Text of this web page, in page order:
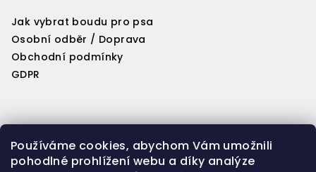
Používáme cookies, abychom Vám umožnili
pohodlné prohlížení webu a díky analýze
Jak vybrat boudu pro psa
Osobní odběr / Doprava
Obchodní podmínky
GDPR
Kontakt